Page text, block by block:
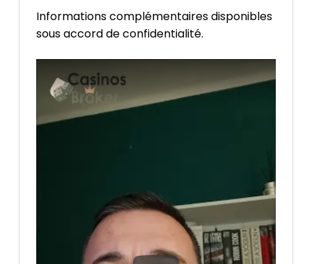
Informations complémentaires disponibles
sous accord de confidentialité.